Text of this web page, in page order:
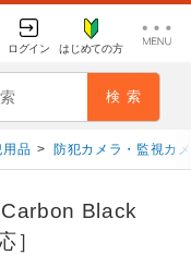
ログイン はじめての方
用品 > 防犯カメラ・監視カ
Black
］